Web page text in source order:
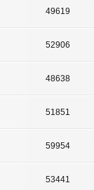
49619
52906
48638
51851
59954
53441